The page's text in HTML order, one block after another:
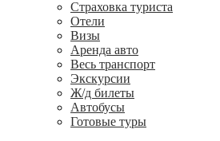
Страховка туриста
Отели
Визы
Аренда авто
Весь транспорт
Экскурсии
Ж/д билеты
Автобусы
Готовые туры